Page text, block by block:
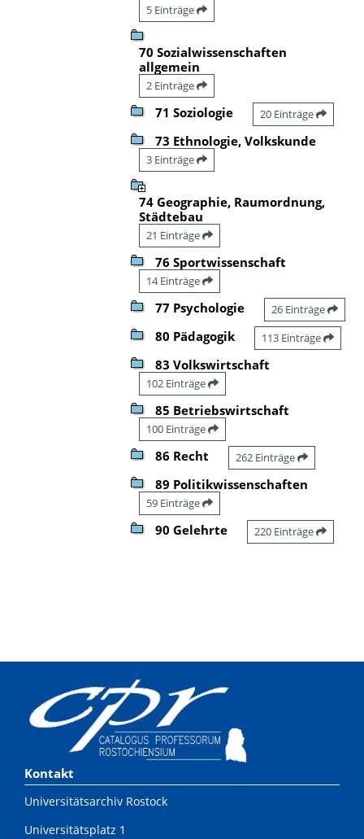
5 Einträge
70 Sozialwissenschaften
allgemein
2 Einträge
71 Soziologie 20 Einträge
73 Ethnologie, Volkskunde
3 Einträge
74 Geographie, Raumordnung,
Städtebau
21 Einträge
76 Sportwissenschaft
14 Einträge
77 Psychologie 26 Einträge
80 Pädagogik 113 Einträge
83 Volkswirtschaft
102 Einträge
85 Betriebswirtschaft
100 Einträge
86 Recht 262 Einträge
89 Politikwissenschaften
59 Einträge
90 Gelehrte 220 Einträge
Kontakt
Universitätsarchiv Rostock
Universitätsplatz 1